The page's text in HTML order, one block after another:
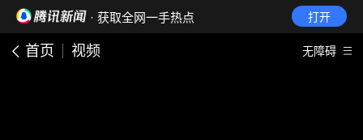
· 获取全网一手热点 打开
首页 视频 无障碍